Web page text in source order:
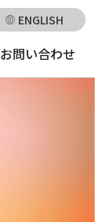
ENGLISH
お問い合わせ